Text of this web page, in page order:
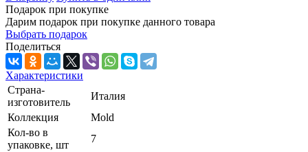
Подарок при покупке
Дарим подарок при покупке данного товара
Выбрать подарок
Поделиться
Характеристики
Страна-
изготовитель
Италия
Коллекция
Mold
Кол-во в
упаковке, шт
7